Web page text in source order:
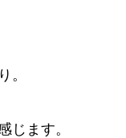
。
じます。